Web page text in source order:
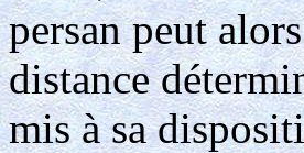
persan peut
distance
mis à sa